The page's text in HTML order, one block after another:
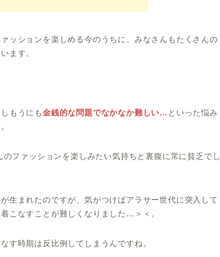
ッションを楽しめる今のうちに、みなさんもたくさんの
ます。
もうにも金銭的な問題でなかなか難しい… といった悩み
ファッションを楽しみたい気持ちと裏腹に常に貧乏でし
生まれたのですが、気がつけばアラサー世代に突入して
こなすことが難しくなりました…＞＜。
す時期は反比例してしまうんですね。